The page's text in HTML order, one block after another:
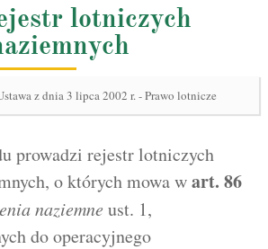
lotniczych
z dnia 3 lipca 2002 r. - Prawo lotnicze
prowadzi rejestr lotniczych
o których mowa wart. 86
naziemne ust. 1,
do operacyjnego